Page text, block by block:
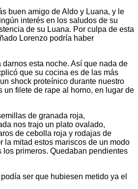
buen amigo de Aldo y Luana, y le
interés en los saludos de su
de su Luana. Por culpa de esta
Lorenzo podría haber
esta noche. Así que nada de
que su cocina es de las más
shock proteínico durante nuestro
filete de rape al horno, en lugar de
de granada roja,
nos trajo un plato ovalado,
de cebolla roja y rodajas de
la mitad estos mariscos de un modo
primeros. Quedaban pendientes
ser que hubiesen metido ya el